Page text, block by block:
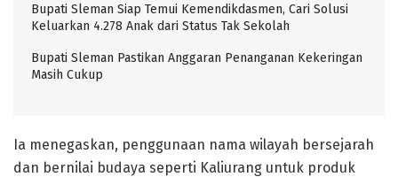
Bupati Sleman Siap Temui Kemendikdasmen, Cari Solusi
Keluarkan 4.278 Anak dari Status Tak Sekolah
Bupati Sleman Pastikan Anggaran Penanganan Kekeringan
Masih Cukup
Ia menegaskan, penggunaan nama wilayah bersejarah
dan bernilai budaya seperti Kaliurang untuk produk